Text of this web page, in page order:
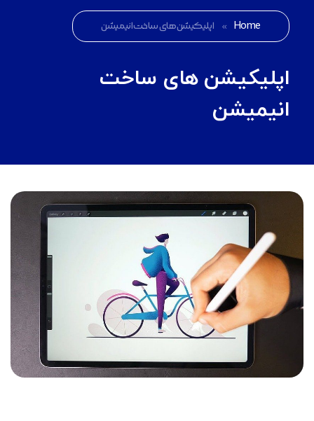
Home
» اپلیکیشن های ساخت انیمیشن
اپلیکیشن های ساخت
انیمیشن